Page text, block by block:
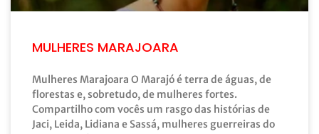
MULHERES MARAJOARA
Mulheres Marajoara O Marajó é terra de águas, de
florestas e, sobretudo, de mulheres fortes.
Compartilho com vocês um rasgo das histórias de
Jaci, Leida, Lidiana e Sassá, mulheres guerreiras do